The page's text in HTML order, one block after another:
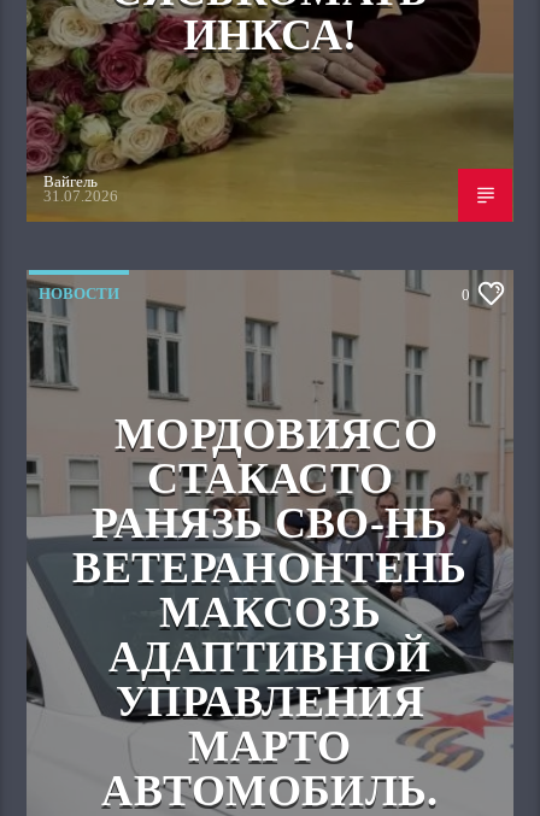
ИНКСА!
Вайгель
31.07.2026
НОВОСТИ 0
МОРДОВИЯСО
СТАКАСТО
РАНЯЗЬ СВО-НЬ
ВЕТЕРАНОНТЕНЬ
МАКСОЗЬ
АДАПТИВНОЙ
УПРАВЛЕНИЯ
МАРТО
АВТОМОБИЛЬ.